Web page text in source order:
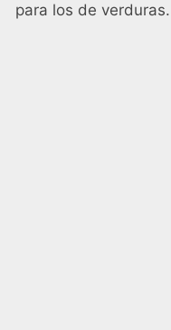
para los de verduras.